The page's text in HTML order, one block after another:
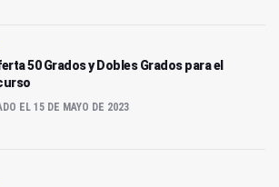
50 Grados y Dobles Grados para el
EL 15 DE MAYO DE 2023